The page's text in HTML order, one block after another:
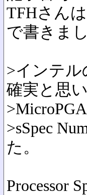
TFHさん
で書きまし
>インテ
確実と思
>sSpec
た。
Processor